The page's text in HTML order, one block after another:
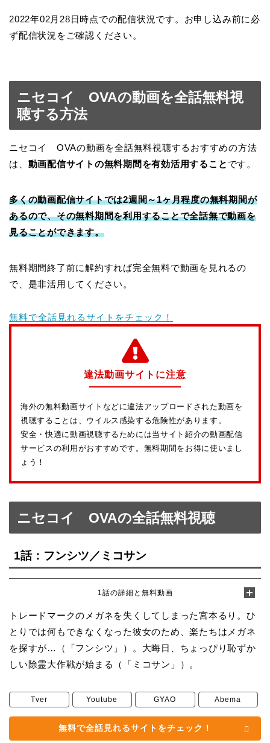
2022年02月28日時点での配信状況です。お申し込み前に必
ず配信状況をご確認ください。
ニセコイ OVAの動画を全話無料視
聴する方法
ニセコイ OVAの動画を全話無料視聴するおすすめの方法
は、 動画配信サイトの無料期間を有効活用すること です。
多くの動画配信サイトでは2週間～1ヶ月程度の無料期間が
あるので、その無料期間を利用することで全話無で動画を
見ることができます。
無料期間終了前に解約すれば完全無料で動画を見れるの
で、是非活用してください。
無料で全話見れるサイトをチェック！
違法動画サイトに注意
海外の無料動画サイトなどに違法アップロードされた動画を
視聴することは、ウイルス感染する危険性があります。
安全・快適に動画視聴するためには当サイト紹介の動画配信
サービスの利用がおすすめです。無料期間をお得に使いまし
ょう！
ニセコイ OVAの全話無料視聴
1話：フンシツ／ミコサン
1話の詳細と無料動画
トレードマークのメガネを失くしてしまった宮本るり。ひ
とりでは何もできなくなった彼女のため、楽たちはメガネ
を探すが…（「フンシツ」）。大晦日、ちょっぴり恥ずか
しい除霊大作戦が始まる（「ミコサン」）。
Tver Youtube GYAO Abema
無料で全話見れるサイトをチェック！